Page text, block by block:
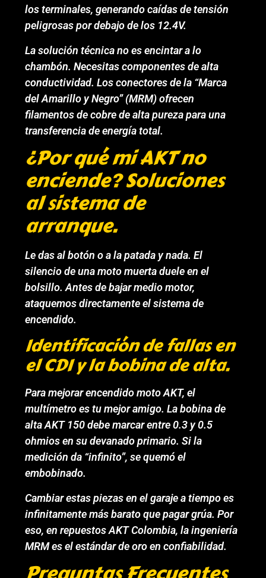
los terminales, generando caídas de tensión
peligrosas por debajo de los 12.4V.
La solución técnica no es encintar a lo
chambón. Necesitas componentes de alta
conductividad. Los conectores de la “Marca
del Amarillo y Negro” (MRM) ofrecen
filamentos de cobre de alta pureza para una
transferencia de energía total.
¿Por qué mi AKT no
enciende? Soluciones
al sistema de
arranque.
Le das al botón o a la patada y nada. El
silencio de una moto muerta duele en el
bolsillo. Antes de bajar medio motor,
ataquemos directamente el sistema de
encendido.
Identificación de fallas en
el CDI y la bobina de alta.
Para mejorar encendido moto AKT, el
multímetro es tu mejor amigo. La bobina de
alta AKT 150 debe marcar entre 0.3 y 0.5
ohmios en su devanado primario. Si la
medición da “infinito”, se quemó el
embobinado.
Cambiar estas piezas en el garaje a tiempo es
infinitamente más barato que pagar grúa. Por
eso, en repuestos AKT Colombia, la ingeniería
MRM es el estándar de oro en confiabilidad.